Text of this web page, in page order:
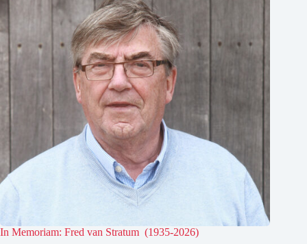
In Memoriam: Fred van Stratum (1935-2026)